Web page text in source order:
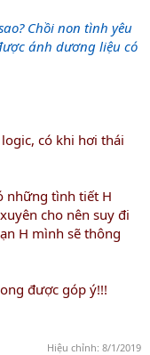
Chồi non tình yêu
ánh dương liệu có
có khi hơi thái
những tình tiết H
cho nên suy đi
H mình sẽ thông
được góp ý!!!
Hiệu chỉnh: 8/1/2019